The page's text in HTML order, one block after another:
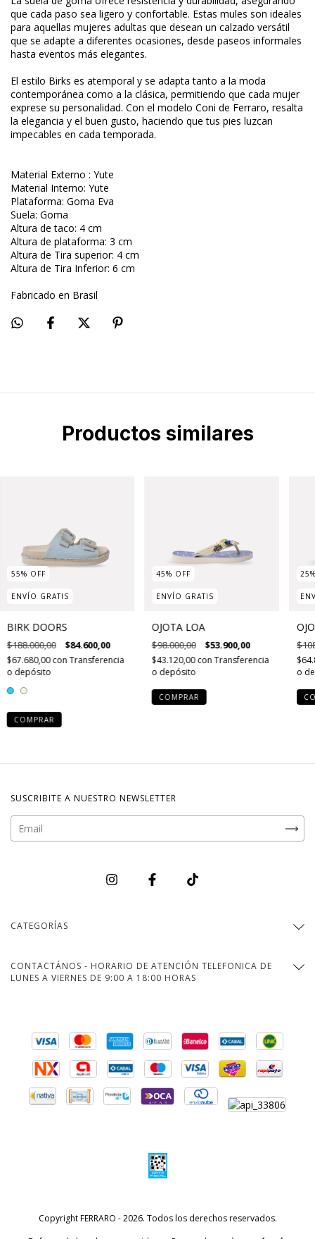
que cada paso sea ligero y confortable. Estas mules son ideales
para aquellas mujeres adultas que desean un calzado versátil
que se adapte a diferentes ocasiones, desde paseos informales
hasta eventos más elegantes.
El estilo Birks es atemporal y se adapta tanto a la moda
contemporánea como a la clásica, permitiendo que cada mujer
exprese su personalidad. Con el modelo Coni de Ferraro, resalta
la elegancia y el buen gusto, haciendo que tus pies luzcan
impecables en cada temporada.
Material Externo : Yute
Material Interno: Yute
Plataforma: Goma Eva
Suela: Goma
Altura de taco: 4 cm
Altura de plataforma: 3 cm
Altura de Tira superior: 4 cm
Altura de Tira Inferior: 6 cm
Fabricado en Brasil
Productos similares
55% OFF
ENVÍO GRATIS
BIRK DOORS
$188.000,00 $84.600,00
$67.680,00con Transferencia
o depósito
COMPRAR
45% OFF
ENVÍO GRATIS
OJOTA LOA
$98.000,00 $53.900,00
$43.120,00con Transferencia
o depósito
COMPRAR
25
o
SUSCRIBITE A NUESTRO NEWSLETTER
CATEGORÍAS
CONTACTÁNOS - HORARIO DE ATENCIÓN TELEFONICA DE
LUNES A VIERNES DE 9:00 A 18:00 HORAS
Copyright FERRARO - 2026. Todos los derechos reservados.